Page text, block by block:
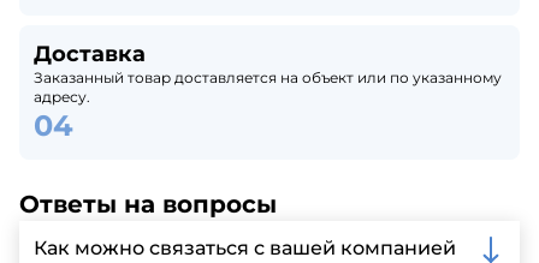
Доставка
Заказанный товар доставляется на объект или по указанному
адресу.
Ответы на вопросы
Как можно связаться с вашей компанией